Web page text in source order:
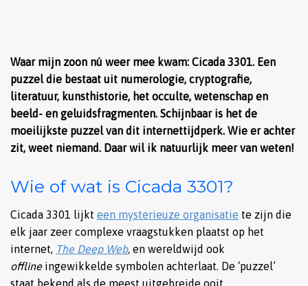
Waar mijn zoon nú weer mee kwam: Cicada 3301. Een
puzzel die bestaat uit numerologie, cryptografie,
literatuur, kunsthistorie, het occulte, wetenschap en
beeld- en geluidsfragmenten. Schijnbaar is het de
moeilijkste puzzel van dit internettijdperk. Wie er achter
zit, weet niemand. Daar wil ik natuurlijk meer van weten!
Wie of wat is Cicada 3301?
Cicada 3301 lijkt een mysterieuze organisatie te zijn die
elk jaar zeer complexe vraagstukken plaatst op het
internet, The Deep Web, en wereldwijd ook
offlineingewikkelde symbolen achterlaat. De ‘puzzel’
staat bekend als de meest uitgebreide ooit.